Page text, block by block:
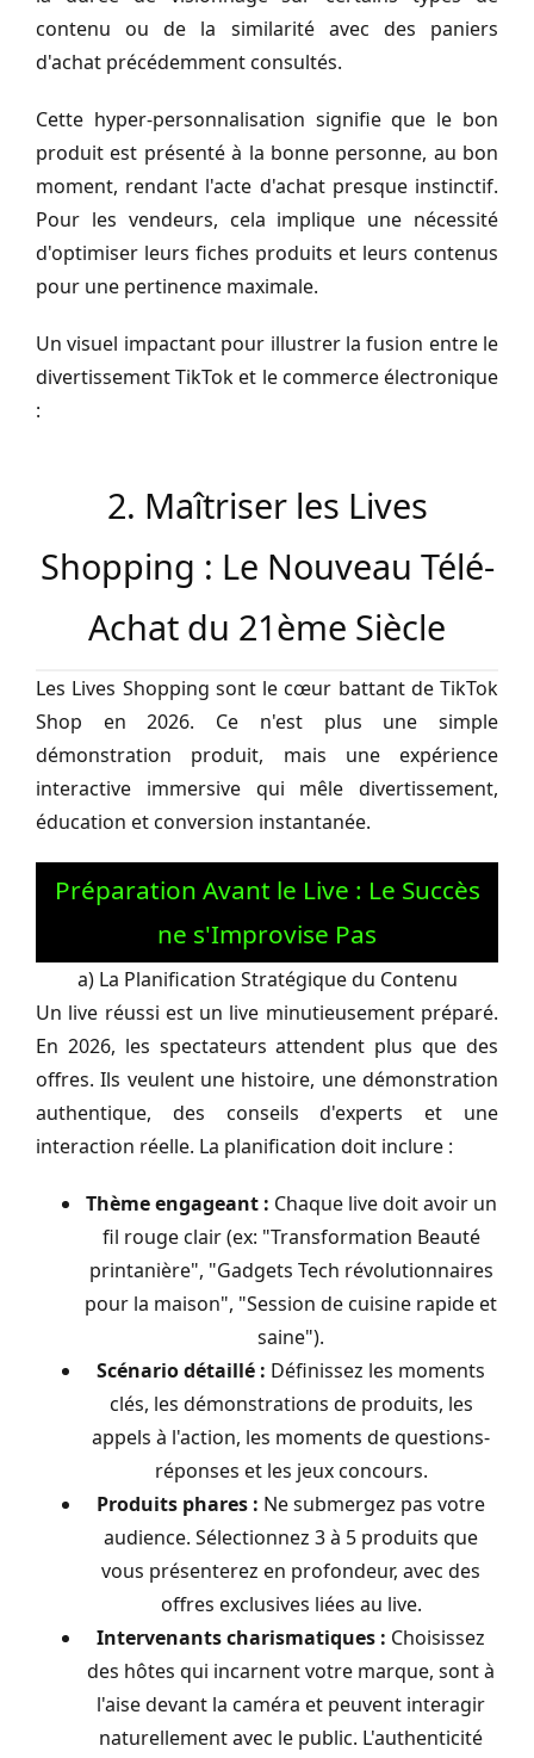
contenu ou de la similarité avec des paniers
d'achat précédemment consultés.
Cette hyper-personnalisation signifie que le bon
produit est présenté à la bonne personne, au bon
moment, rendant l'acte d'achat presque instinctif.
Pour les vendeurs, cela implique une nécessité
d'optimiser leurs fiches produits et leurs contenus
pour une pertinence maximale.
Un visuel impactant pour illustrer la fusion entre le
divertissement TikTok et le commerce électronique
:
2. Maîtriser les Lives
Shopping : Le Nouveau Télé-
Achat du 21ème Siècle
Les Lives Shopping sont le cœur battant de TikTok
Shop en 2026. Ce n'est plus une simple
démonstration produit, mais une expérience
interactive immersive qui mêle divertissement,
éducation et conversion instantanée.
Préparation Avant le Live : Le Succès
ne s'Improvise Pas
a) La Planification Stratégique du Contenu
Un live réussi est un live minutieusement préparé.
En 2026, les spectateurs attendent plus que des
offres. Ils veulent une histoire, une démonstration
authentique, des conseils d'experts et une
interaction réelle. La planification doit inclure :
Thème engageant : Chaque live doit avoir un
fil rouge clair (ex: "Transformation Beauté
printanière", "Gadgets Tech révolutionnaires
pour la maison", "Session de cuisine rapide et
saine").
Scénario détaillé : Définissez les moments
clés, les démonstrations de produits, les
appels à l'action, les moments de questions-
réponses et les jeux concours.
Produits phares : Ne submergez pas votre
audience. Sélectionnez 3 à 5 produits que
vous présenterez en profondeur, avec des
offres exclusives liées au live.
Intervenants charismatiques : Choisissez
des hôtes qui incarnent votre marque, sont à
l'aise devant la caméra et peuvent interagir
naturellement avec le public. L'authenticité